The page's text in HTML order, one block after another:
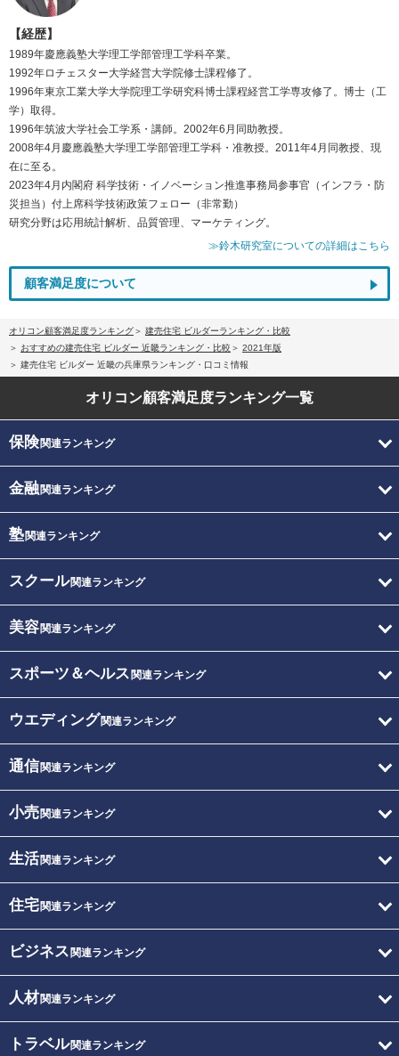
【経歴】
1989年慶應義塾大学理工学部管理工学科卒業。
1992年ロチェスター大学経営大学院修士課程修了。
1996年東京工業大学大学院理工学研究科博士課程経営工学専攻修了。博士（工
学）取得。
1996年筑波大学社会工学系・講師。2002年6月同助教授。
2008年4月慶應義塾大学理工学部管理工学科・准教授。2011年4月同教授、現
在に至る。
2023年4月内閣府 科学技術・イノベーション推進事務局参事官（インフラ・防
災担当）付上席科学技術政策フェロー（非常勤）
研究分野は応用統計解析、品質管理、マーケティング。
≫鈴木研究室についての詳細はこちら
顧客満足度について
オリコン顧客満足度ランキング
建売住宅 ビルダーランキング・比較
おすすめの建売住宅 ビルダー 近畿ランキング・比較
2021年版
建売住宅 ビルダー 近畿の兵庫県ランキング・口コミ情報
オリコン顧客満足度ランキング一覧
保険関連ランキング
金融関連ランキング
塾関連ランキング
スクール関連ランキング
美容関連ランキング
スポーツ＆ヘルス 関連ランキング
ウエディング関連ランキング
通信関連ランキング
小売関連ランキング
生活関連ランキング
住宅関連ランキング
ビジネス 関連ランキング
人材関連ランキング
トラベル関連ランキング